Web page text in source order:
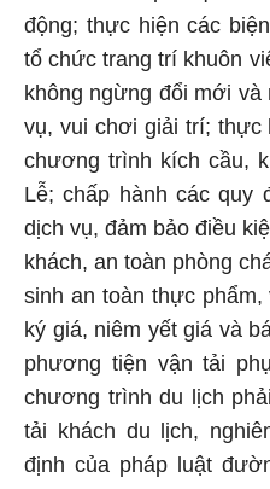
động; thực hiện các
tổ chức trang trí khuôn
không ngừng đổi mới
vụ, vui chơi giải trí; thực
chương trình kích cầu,
Lễ; chấp hành các quy
dịch vụ, đảm bảo điều
khách, an toàn phòng
sinh an toàn thực
ký giá, niêm yết giá và
phương tiện vận tải
chương trình du lịch
tải khách du lịch,
định của pháp luật